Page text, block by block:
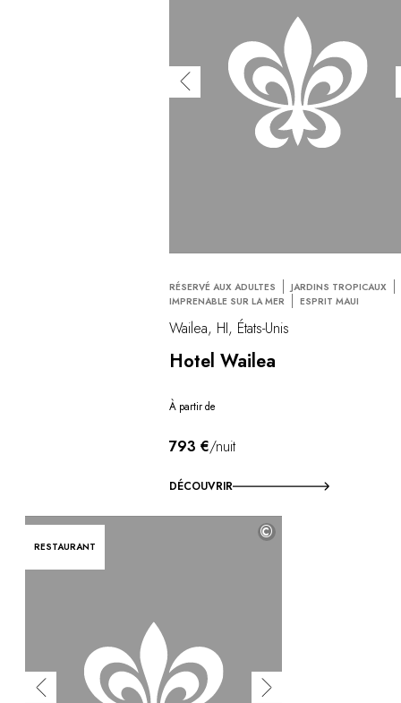
RÉSERVÉ AUX ADULTES
JARDINS TROPICAUX
IMPRENABLE SUR LA MER
ESPRIT MAUI
Wailea, HI, États-Unis
Hotel Wailea
À partir de
793 €/nuit
DÉCOUVRIR
RESTAURANT
©